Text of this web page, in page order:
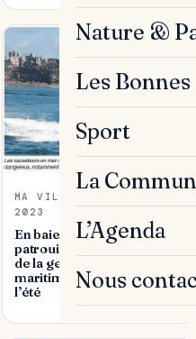
Nature &
Les
Sport
La
L’Agenda
Nous
MA VILLE · 20 FÉVR.
2023
En baie de Cannes, une
patrouille supplémentaire
de la gendarmerie
maritime va naviguer tout
l’été